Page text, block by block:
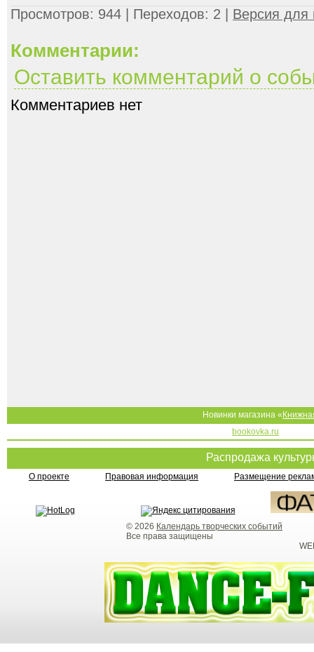
Просмотров: 944 | Переходов: 2 | Версия для
Комментарии:
Оставить комментарий о
Комментариев нет
Новинки магазина «
bookovka.ru
Распродажа
О проекте Правовая информация Размещение
© 2026 Календарь творческих событий
Все права защищены